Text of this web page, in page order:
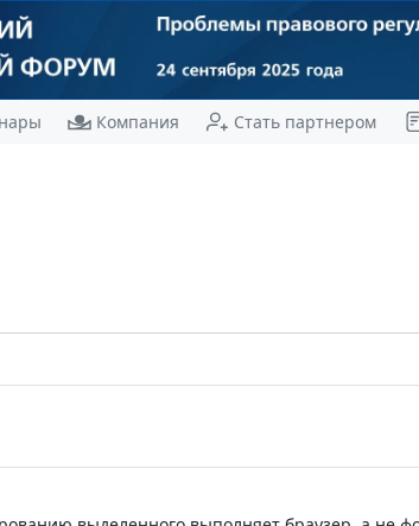
Компания Стать партнером